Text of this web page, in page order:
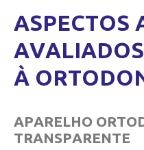
ASPECTOS
À
APARELHO
TRANSPARENTE